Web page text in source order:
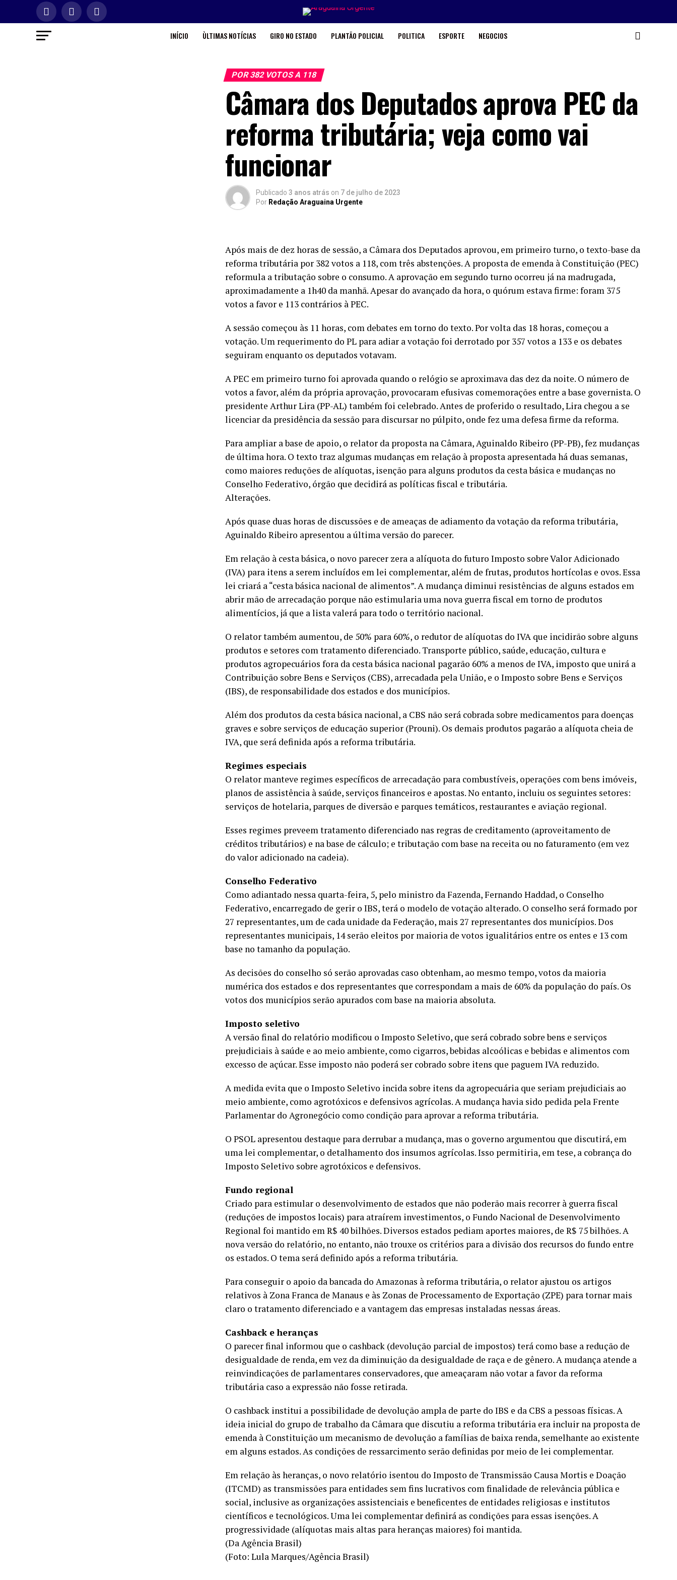
INÍCIO ÙLTIMAS NOTÍCIAS GIRO NO ESTADO PLANTÃO POLICIAL POLITICA ESPORTE NEGOCIOS
POR 382 VOTOS A 118
Câmara dos Deputados aprova PEC da
reforma tributária; veja como vai
funcionar
Publicado 3 anos atrás on 7 de julho de 2023
Por Redação Araguaina Urgente
Após mais de dez horas de sessão, a Câmara dos Deputados aprovou, em primeiro turno, o texto-base da
reforma tributária por 382 votos a 118, com três abstenções. A proposta de emenda à Constituição (PEC)
reformula a tributação sobre o consumo. A aprovação em segundo turno ocorreu já na madrugada,
aproximadamente a 1h40 da manhã. Apesar do avançado da hora, o quórum estava firme: foram 375
votos a favor e 113 contrários à PEC.
A sessão começou às 11 horas, com debates em torno do texto. Por volta das 18 horas, começou a
votação. Um requerimento do PL para adiar a votação foi derrotado por 357 votos a 133 e os debates
seguiram enquanto os deputados votavam.
A PEC em primeiro turno foi aprovada quando o relógio se aproximava das dez da noite. O número de
votos a favor, além da própria aprovação, provocaram efusivas comemorações entre a base governista. O
presidente Arthur Lira (PP-AL) também foi celebrado. Antes de proferido o resultado, Lira chegou a se
licenciar da presidência da sessão para discursar no púlpito, onde fez uma defesa firme da reforma.
Para ampliar a base de apoio, o relator da proposta na Câmara, Aguinaldo Ribeiro (PP-PB), fez mudanças
de última hora. O texto traz algumas mudanças em relação à proposta apresentada há duas semanas,
como maiores reduções de alíquotas, isenção para alguns produtos da cesta básica e mudanças no
Conselho Federativo, órgão que decidirá as políticas fiscal e tributária.
Alterações.
Após quase duas horas de discussões e de ameaças de adiamento da votação da reforma tributária,
Aguinaldo Ribeiro apresentou a última versão do parecer.
Em relação à cesta básica, o novo parecer zera a alíquota do futuro Imposto sobre Valor Adicionado
(IVA) para itens a serem incluídos em lei complementar, além de frutas, produtos hortícolas e ovos. Essa
lei criará a “cesta básica nacional de alimentos”. A mudança diminui resistências de alguns estados em
abrir mão de arrecadação porque não estimularia uma nova guerra fiscal em torno de produtos
alimentícios, já que a lista valerá para todo o território nacional.
O relator também aumentou, de 50% para 60%, o redutor de alíquotas do IVA que incidirão sobre alguns
produtos e setores com tratamento diferenciado. Transporte público, saúde, educação, cultura e
produtos agropecuários fora da cesta básica nacional pagarão 60% a menos de IVA, imposto que unirá a
Contribuição sobre Bens e Serviços (CBS), arrecadada pela União, e o Imposto sobre Bens e Serviços
(IBS), de responsabilidade dos estados e dos municípios.
Além dos produtos da cesta básica nacional, a CBS não será cobrada sobre medicamentos para doenças
graves e sobre serviços de educação superior (Prouni). Os demais produtos pagarão a alíquota cheia de
IVA, que será definida após a reforma tributária.
Regimes especiais
O relator manteve regimes específicos de arrecadação para combustíveis, operações com bens imóveis,
planos de assistência à saúde, serviços financeiros e apostas. No entanto, incluiu os seguintes setores:
serviços de hotelaria, parques de diversão e parques temáticos, restaurantes e aviação regional.
Esses regimes preveem tratamento diferenciado nas regras de creditamento (aproveitamento de
créditos tributários) e na base de cálculo; e tributação com base na receita ou no faturamento (em vez
do valor adicionado na cadeia).
Conselho Federativo
Como adiantado nessa quarta-feira, 5, pelo ministro da Fazenda, Fernando Haddad, o Conselho
Federativo, encarregado de gerir o IBS, terá o modelo de votação alterado. O conselho será formado por
27 representantes, um de cada unidade da Federação, mais 27 representantes dos municípios. Dos
representantes municipais, 14 serão eleitos por maioria de votos igualitários entre os entes e 13 com
base no tamanho da população.
As decisões do conselho só serão aprovadas caso obtenham, ao mesmo tempo, votos da maioria
numérica dos estados e dos representantes que correspondam a mais de 60% da população do país. Os
votos dos municípios serão apurados com base na maioria absoluta.
Imposto seletivo
A versão final do relatório modificou o Imposto Seletivo, que será cobrado sobre bens e serviços
prejudiciais à saúde e ao meio ambiente, como cigarros, bebidas alcoólicas e bebidas e alimentos com
excesso de açúcar. Esse imposto não poderá ser cobrado sobre itens que paguem IVA reduzido.
A medida evita que o Imposto Seletivo incida sobre itens da agropecuária que seriam prejudiciais ao
meio ambiente, como agrotóxicos e defensivos agrícolas. A mudança havia sido pedida pela Frente
Parlamentar do Agronegócio como condição para aprovar a reforma tributária.
O PSOL apresentou destaque para derrubar a mudança, mas o governo argumentou que discutirá, em
uma lei complementar, o detalhamento dos insumos agrícolas. Isso permitiria, em tese, a cobrança do
Imposto Seletivo sobre agrotóxicos e defensivos.
Fundo regional
Criado para estimular o desenvolvimento de estados que não poderão mais recorrer à guerra fiscal
(reduções de impostos locais) para atraírem investimentos, o Fundo Nacional de Desenvolvimento
Regional foi mantido em R$ 40 bilhões. Diversos estados pediam aportes maiores, de R$ 75 bilhões. A
nova versão do relatório, no entanto, não trouxe os critérios para a divisão dos recursos do fundo entre
os estados. O tema será definido após a reforma tributária.
Para conseguir o apoio da bancada do Amazonas à reforma tributária, o relator ajustou os artigos
relativos à Zona Franca de Manaus e às Zonas de Processamento de Exportação (ZPE) para tornar mais
claro o tratamento diferenciado e a vantagem das empresas instaladas nessas áreas.
Cashback e heranças
O parecer final informou que o cashback (devolução parcial de impostos) terá como base a redução de
desigualdade de renda, em vez da diminuição da desigualdade de raça e de gênero. A mudança atende a
reinvindicações de parlamentares conservadores, que ameaçaram não votar a favor da reforma
tributária caso a expressão não fosse retirada.
O cashback institui a possibilidade de devolução ampla de parte do IBS e da CBS a pessoas físicas. A
ideia inicial do grupo de trabalho da Câmara que discutiu a reforma tributária era incluir na proposta de
emenda à Constituição um mecanismo de devolução a famílias de baixa renda, semelhante ao existente
em alguns estados. As condições de ressarcimento serão definidas por meio de lei complementar.
Em relação às heranças, o novo relatório isentou do Imposto de Transmissão Causa Mortis e Doação
(ITCMD) as transmissões para entidades sem fins lucrativos com finalidade de relevância pública e
social, inclusive as organizações assistenciais e beneficentes de entidades religiosas e institutos
científicos e tecnológicos. Uma lei complementar definirá as condições para essas isenções. A
progressividade (alíquotas mais altas para heranças maiores) foi mantida.
(Da Agência Brasil)
(Foto: Lula Marques/Agência Brasil)